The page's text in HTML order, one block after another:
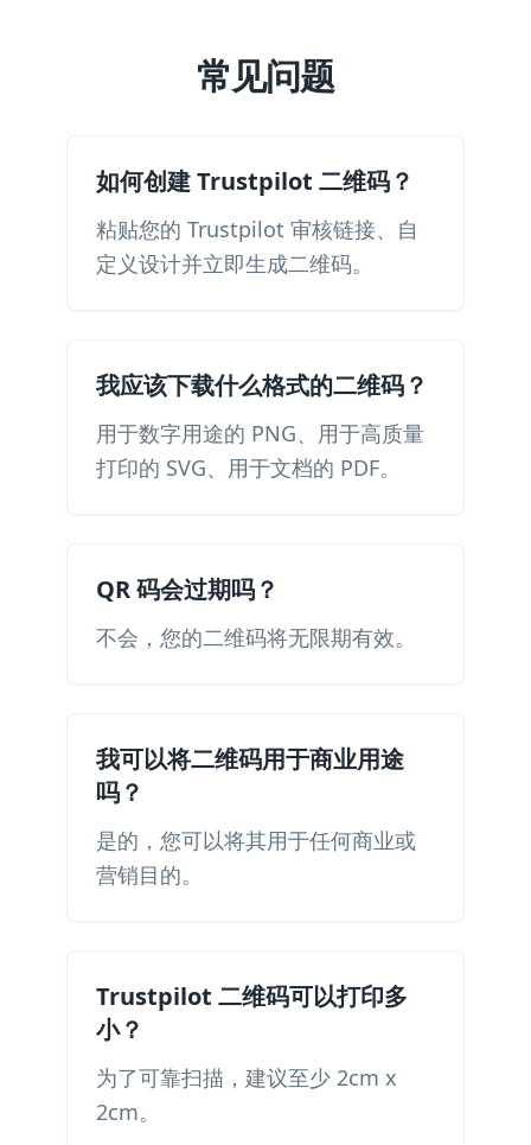
常见问题
如何创建 Trustpilot 二维码？
粘贴您的 Trustpilot 审核链接、自
定义设计并立即生成二维码。
我应该下载什么格式的二维码？
用于数字用途的 PNG、用于高质量
打印的 SVG、用于文档的 PDF。
QR 码会过期吗？
不会，您的二维码将无限期有效。
我可以将二维码用于商业用途
吗？
是的，您可以将其用于任何商业或
营销目的。
Trustpilot 二维码可以打印多
小？
为了可靠扫描，建议至少 2cm x
2cm。